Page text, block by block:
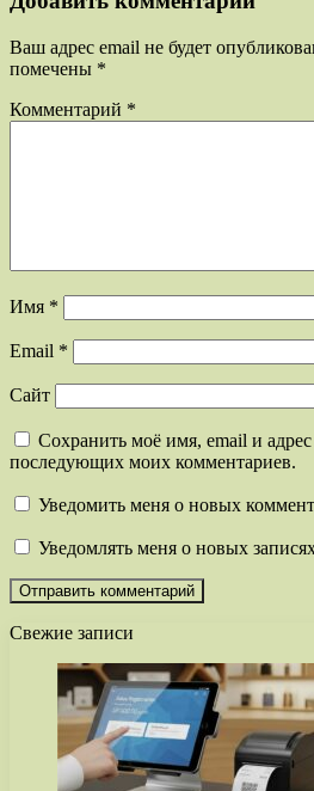
Ваш адрес email не будет
помечены *
Комментарий *
Имя *
Email *
Сайт
Сохранить моё имя, email и адрес
последующих моих комментариев.
Уведомить меня о новых
Уведомлять меня о новых
Свежие записи